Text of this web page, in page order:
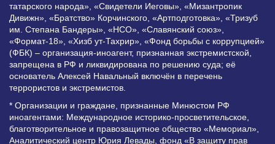
татарского народа», «Свидетели Иеговы», «Мизантропик
Дивижн», «Братство» Корчинского, «Артподготовка», «Тризуб
им. Степана Бандеры», «НСО», «Славянский союз»,
«Формат-18», «Хизб ут-Тахрир», «Фонд борьбы с коррупцией»
(ФБК) – организация-иноагент, признанная экстремистской,
запрещена в РФ и ликвидирована по решению суда; её
основатель Алексей Навальный включён в перечень
террористов и экстремистов.
* Организации и граждане, признанные Минюстом РФ
иноагентами: Международное историко-просветительское,
благотворительное и правозащитное общество «Мемориал»,
Аналитический центр Юрия Левады, фонд «В защиту прав